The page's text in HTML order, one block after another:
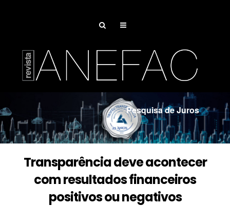
Pesquisa de Juros
Associe-se
Transparência deve acontecer
com resultados financeiros
positivos ou negativos